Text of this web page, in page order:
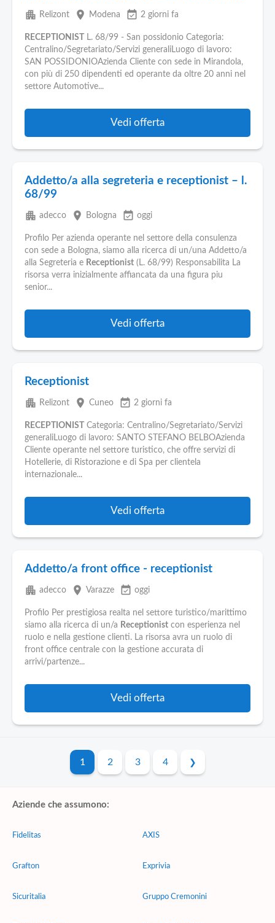
apartment Relizont place Modena event_available 2 giorni fa
RECEPTIONIST
L. 68/99 - San possidonio Categoria:
Centralino/Segretariato/Servizi generaliLuogo di lavoro:
SAN POSSIDONIOAzienda Cliente con sede in Mirandola,
con più di 250 dipendenti ed operante da oltre 20 anni nel
settore Automotive...
Vedi offerta
Addetto/a alla segreteria e receptionist – l.
68/99
apartment adecco place Bologna event_available oggi
Profilo Per azienda operante nel settore della consulenza
con sede a Bologna, siamo alla ricerca di un/una Addetto/a
alla Segreteria e Receptionist (L. 68/99) Responsabilita La
risorsa verra inizialmente affiancata da una figura piu
senior...
Vedi offerta
Receptionist
apartment Relizont place Cuneo event_available 2 giorni fa
RECEPTIONIST
Categoria: Centralino/Segretariato/Servizi
generaliLuogo di lavoro: SANTO STEFANO BELBOAzienda
Cliente operante nel settore turistico, che offre servizi di
Hotellerie, di Ristorazione e di Spa per clientela
internazionale...
Vedi offerta
Addetto/a front office - receptionist
apartment adecco place Varazze event_available oggi
Profilo Per prestigiosa realta nel settore turistico/marittimo
siamo alla ricerca di un/a Receptionist con esperienza nel
ruolo e nella gestione clienti. La risorsa avra un ruolo di
front office centrale con la gestione accurata di
arrivi/partenze...
Vedi offerta
1 2 3 4
Aziende che assumono:
Fidelitas
Grafton
Sicuritalia
AXIS
Exprivia
Gruppo Cremonini